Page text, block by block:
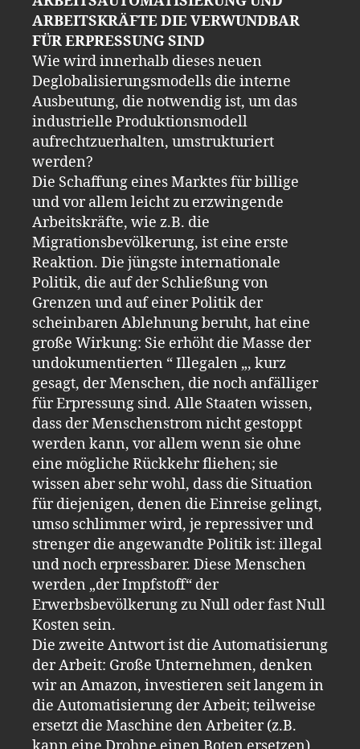
ARBEITSKRÄFTE DIE VERWUNDBAR
FÜR ERPRESSUNG SIND
Wie wird innerhalb dieses neuen
Deglobalisierungsmodells die interne
Ausbeutung, die notwendig ist, um das
industrielle Produktionsmodell
aufrechtzuerhalten, umstrukturiert
werden?
Die Schaffung eines Marktes für billige
und vor allem leicht zu erzwingende
Arbeitskräfte, wie z.B. die
Migrationsbevölkerung, ist eine erste
Reaktion. Die jüngste internationale
Politik, die auf der Schließung von
Grenzen und auf einer Politik der
scheinbaren Ablehnung beruht, hat eine
große Wirkung: Sie erhöht die Masse der
undokumentierten “ Illegalen „, kurz
gesagt, der Menschen, die noch anfälliger
für Erpressung sind. Alle Staaten wissen,
dass der Menschenstrom nicht gestoppt
werden kann, vor allem wenn sie ohne
eine mögliche Rückkehr fliehen; sie
wissen aber sehr wohl, dass die Situation
für diejenigen, denen die Einreise gelingt,
umso schlimmer wird, je repressiver und
strenger die angewandte Politik ist: illegal
und noch erpressbarer. Diese Menschen
werden „der Impfstoff“ der
Erwerbsbevölkerung zu Null oder fast Null
Kosten sein.
Die zweite Antwort ist die Automatisierung
der Arbeit: Große Unternehmen, denken
wir an Amazon, investieren seit langem in
die Automatisierung der Arbeit; teilweise
ersetzt die Maschine den Arbeiter (z.B.